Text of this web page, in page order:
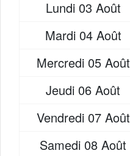
Lundi 03 Août
Mardi 04 Août
Mercredi 05 Août
Jeudi 06 Août
Vendredi 07 Août
Samedi 08 Août